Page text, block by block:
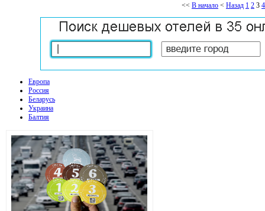
<< В начало < Назад 1 2 3 4
Европа
Россия
Беларусь
Украина
Балтия